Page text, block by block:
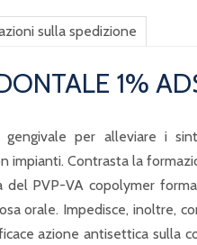
sulla spedizione
1%
gengivale per alleviare i
impianti. Contrasta la
del PVP-VA copolymer
orale. Impedisce, inoltre,
azione antisettica sulla